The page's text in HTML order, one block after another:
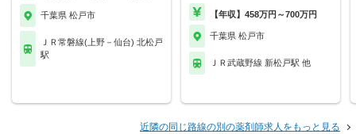
千葉県 松戸市
ＪＲ常磐線(上野－仙台) 北松戸
駅
【年収】458万円～700万円
千葉県 松戸市
ＪＲ武蔵野線 新松戸駅 他
近隣の同じ路線の別の薬剤師求人をもっと見る